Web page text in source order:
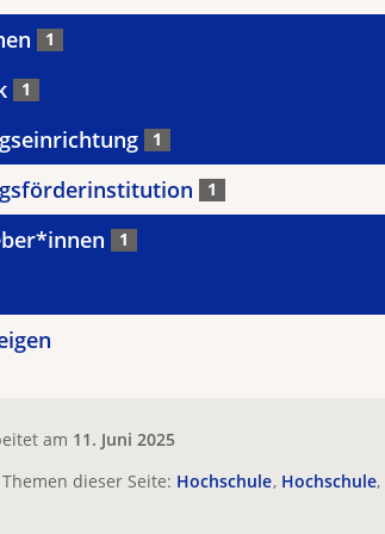
1
1
1
1
1
am 11. Juni 2025
dieser Seite: Hochschule Hochschule